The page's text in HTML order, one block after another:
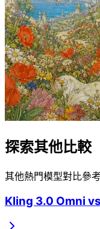
探索其他比較
其他熱門模型對比參考
Kling 3.0 Omni vs